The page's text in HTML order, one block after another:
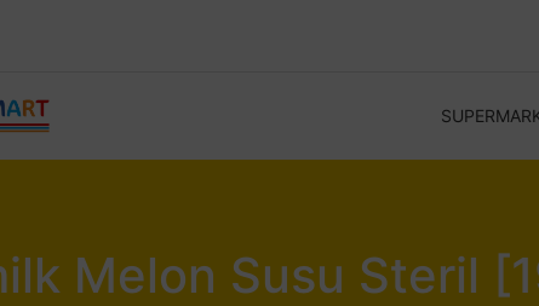
Melon Susu Steril